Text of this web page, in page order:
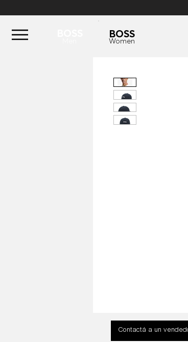
BOSS
Women
Contactá a un